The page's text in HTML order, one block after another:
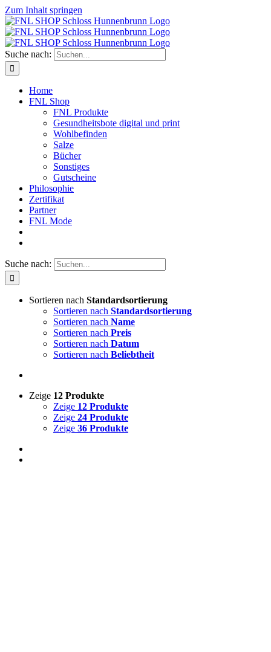
Zum Inhalt springen
Suche nach:
Home
FNL Shop
FNL Produkte
Gesundheitsbote digital und print
Wohlbefinden
Salze
Bücher
Sonstiges
Gutscheine
Philosophie
Zertifikat
Partner
FNL Mode
Suche nach:
Sortieren nach Standardsortierung
Sortieren nach Standardsortierung
Sortieren nach Name
Sortieren nach Preis
Sortieren nach Datum
Sortieren nach Beliebtheit
Zeige 12 Produkte
Zeige 12 Produkte
Zeige 24 Produkte
Zeige 36 Produkte